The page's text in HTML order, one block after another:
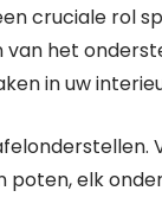
cruciale rol
het
in uw
elk